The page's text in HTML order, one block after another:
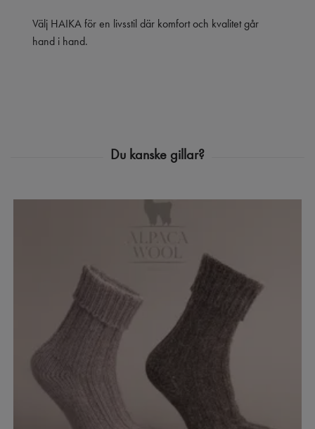
Välj HAIKA för en livsstil där komfort och kvalitet går
hand i hand.